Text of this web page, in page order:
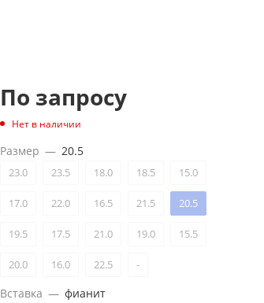
По запросу
Нет в наличии
Размер — 20.5
23.0 23.5 18.0 18.5 15.0
17.0 22.0 16.5 21.5 20.5
19.5 17.5 21.0 19.0 15.5
20.0 16.0 22.5 -
Вставка — фианит